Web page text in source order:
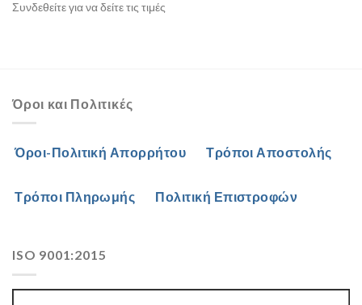
Συνδεθείτε για να δείτε τις τιμές
Όροι και Πολιτικές
Όροι-Πολιτική Απορρήτου Τρόποι Αποστολής
Τρόποι Πληρωμής Πολιτική Επιστροφών
ISO 9001:2015